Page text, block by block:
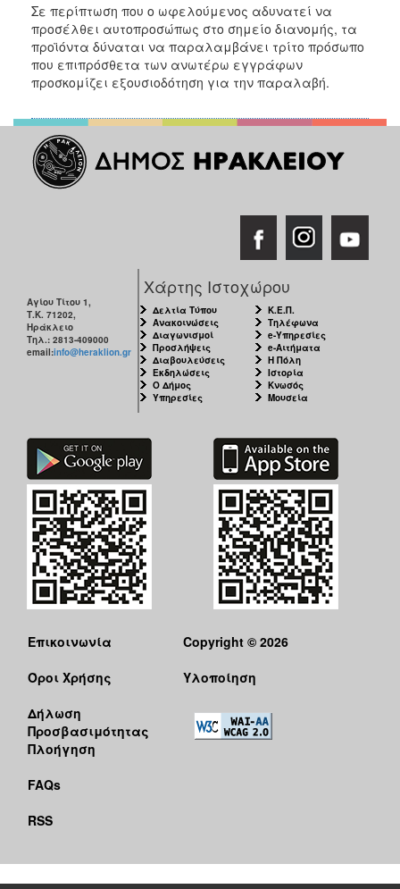
Σε περίπτωση που ο ωφελούμενος αδυνατεί να
προσέλθει αυτοπροσώπως στο σημείο διανομής, τα
προϊόντα δύναται να παραλαμβάνει τρίτο πρόσωπο
που επιπρόσθετα των ανωτέρω εγγράφων
προσκομίζει εξουσιοδότηση για την παραλαβή.
Αγίου Τίτου 1,
Τ.Κ. 71202,
Ηράκλειο
Τηλ.: 2813-409000
email:info@heraklion.gr
Χάρτης Ιστοχώρου
Δελτία Τύπου
Ανακοινώσεις
Διαγωνισμοί
Προσλήψεις
Διαβουλεύσεις
Εκδηλώσεις
Ο Δήμος
Υπηρεσίες
Κ.Ε.Π.
Τηλέφωνα
e-Υπηρεσίες
e-Αιτήματα
Η Πόλη
Ιστορία
Κνωσός
Μουσεία
Επικοινωνία
Όροι Χρήσης
Δήλωση
Προσβασιμότητας
Πλοήγηση
FAQs
RSS
Copyright © 2026
Υλοποίηση